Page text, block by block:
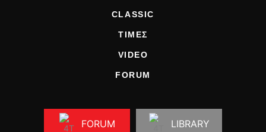
CLASSIC
ΤΙΜΕΣ
VIDEO
FORUM
FORUM LIBRARY